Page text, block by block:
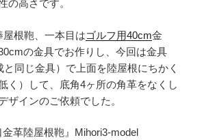
の高さです。
屋根鞄、一本目はゴルフ用40cm金
の金具でお作りし、今回は金具
同じ金具）で上面を陸屋根にちかく
く）して、底角4ヶ所の角革をなくし
ザインのご依頼でした。
革陸屋根鞄』Mihori3-model